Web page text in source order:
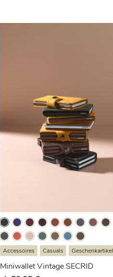
Accessoires Casuals Geschenkartikel
Miniwallet Vintage SECRID